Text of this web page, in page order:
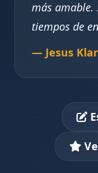
más amable.
tiempos de
— Jesus